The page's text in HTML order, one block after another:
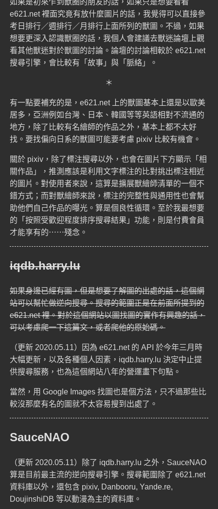
如果是初來乍到獸圈的朋友的話，如果只是想要看看
e621.net 裡面究竟有放什麼圖片的話，我覺得可以直接參
考 日排行／週排行／月排行上面所列的獸圖。不過，如果
想要更深入認識獸圈的話，我個人會建議去獸迷論壇上觀
看其他獸迷對於獸圖的討論。論壇的討論相較於 e621.net
搜尋引擎，會比較有「故事」與「脈絡」。
＊
有一點要補充的是，e621.net 上的獸圖基本上還是以歐美
居多，亞洲例如台灣、日本、韓國等等英語相對不流通的
地方，除了比較有名繪師的作品之外，基本上都不太好
找。要找偏向日系的獸圖可能要考慮 pixiv 比較有機會。
關於 pixiv，除了標注搜尋以外，也會在圖片下方顯示「相
關作品」，推測應該是利用文字標注的比對挑出標注相近
的圖片。對使用者來說，這算是擴展獸繪師清單的一個不
錯方式；而對獸繪師來說，標注的完整性與通用性也會幫
助他們自己作品的曝光。算是個良性循環。至於我最想要
的「按照受歡迎程度排序搜尋結果」功能，則是付費會員
才能享有的⋯⋯殘念。
iqdb.harry.lu
如果身邊已經有圖，但是想要了解圖的出處的話，這個網
站可以幫忙做逆向搜尋。搜尋的範圍正是在前面所提到的
e621.net 裡。對於這個網站以圖找圖的實作有興趣的話，
可以考慮爬一下這篇文，或者爬他的原始碼。
（更新 2020.05.11）因為 e621.net 的 API 於今年三月時
大幅更新，以及各種個人因素，iqdb.harry.lu 決定中止提
供搜尋服務，也為這個網站八年的營運畫下句點。
當然，用 Google Images 找圖也是個方法，只不過那些比
較沒那麼有名的圖就不太容易搜到出處了。
SauceNAO
（更新 2020.05.11）除了 iqdb.harry.lu 之外，SauceNAO
算是目前最主流的逆向搜尋引擎。搜尋範圍除了 e621.net
資料庫以外，還包含 pixiv, Danbooru, Yande.re,
DoujinshiDB 等以動漫為主的資料庫。